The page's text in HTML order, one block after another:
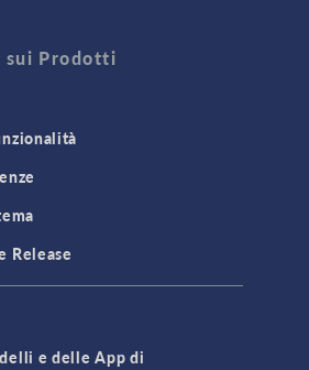
sui Prodotti
Release
e delle App di